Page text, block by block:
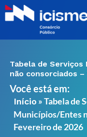
Ir
para
Tabela de Serviços
não consorciados
Você está em:
Início »Tabela de
Municípios/Entes
Fevereiro de 2026